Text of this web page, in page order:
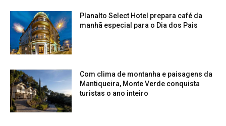
Planalto Select Hotel prepara café da
manhã especial para o Dia dos Pais
Com clima de montanha e paisagens da
Mantiqueira, Monte Verde conquista
turistas o ano inteiro